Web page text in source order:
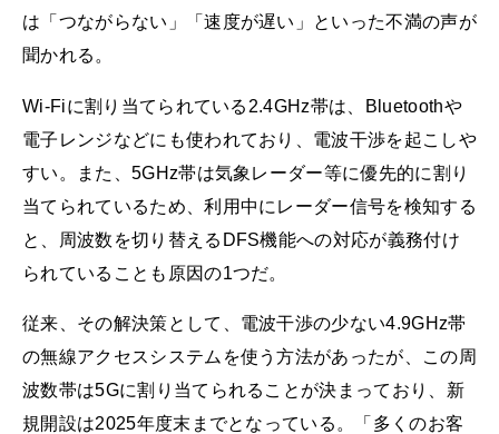
は「つながらない」「速度が遅い」といった不満の声が
聞かれる。
Wi-Fiに割り当てられている2.4GHz帯は、Bluetoothや
電子レンジなどにも使われており、電波干渉を起こしや
すい。また、5GHz帯は気象レーダー等に優先的に割り
当てられているため、利用中にレーダー信号を検知する
と、周波数を切り替えるDFS機能への対応が義務付け
られていることも原因の1つだ。
従来、その解決策として、電波干渉の少ない4.9GHz帯
の無線アクセスシステムを使う方法があったが、この周
波数帯は5Gに割り当てられることが決まっており、新
規開設は2025年度末までとなっている。「多くのお客